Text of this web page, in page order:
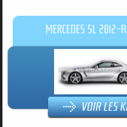
MERCEDES SL 2012-